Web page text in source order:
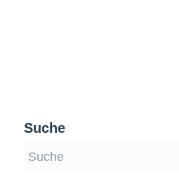
Suche